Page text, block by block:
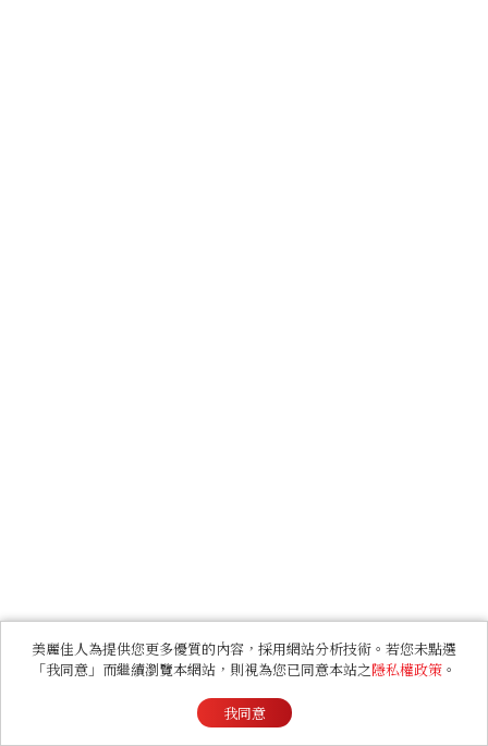
美麗佳人為提供您更多優質的內容，採用網站分析技術。若您未點選
「我同意」而繼續瀏覽本網站，則視為您已同意本站之隱私權政策 。
我同意